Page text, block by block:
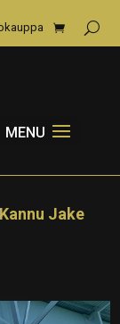
Jake